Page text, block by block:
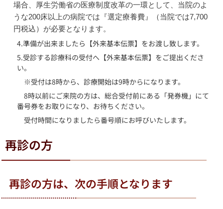
場合、厚生労働省の医療制度改革の一環として、当院のよ
うな200床以上の病院では『選定療養費』（当院では7,700
円税込）が必要となります。
4.準備が出来ましたら【外来基本伝票】をお渡し致します。
5.受診する診療科の受付へ【外来基本伝票】をご提出くださ
い。
※受付は8時から、診療開始は9時からになります。
8時以前にご来院の方は、総合受付前にある「発券機」にて
番号券をお取りになり、お待ちください。
受付時間になりましたら番号順にお呼びいたします。
再診の方
再診の方は、次の手順となります